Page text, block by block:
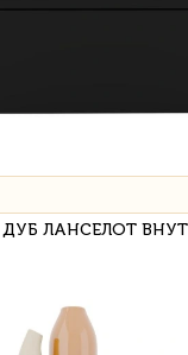
ЛАНСЕЛОТ